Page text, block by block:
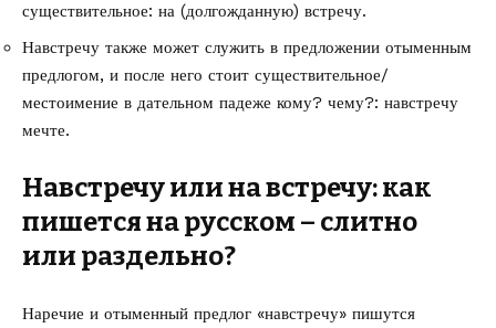
существительное: на (долгожданную) встречу.
Навстречу также может служить в предложении отыменным
предлогом, и после него стоит существительное/
местоимение в дательном падеже кому? чему?: навстречу
мечте.
Навстречу или на встречу: как
пишется на русском – слитно
или раздельно?
Наречие и отыменный предлог «навстречу» пишутся